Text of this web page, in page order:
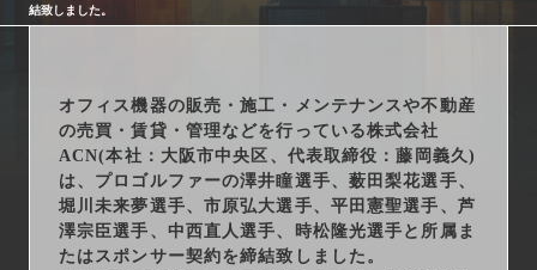
不動産投資ガイド
最新情報 arrow_right_alt
会社情報 arrow_right_alt
結致しました。
オフィス機器の販売・施工・メンテナンスや不動産
の売買・賃貸・管理などを行っている株式会社
ACN(本社：大阪市中央区、代表取締役：藤岡義久)
は、プロゴルファーの澤井瞳選手、薮田梨花選手、
堀川未来夢選手、市原弘大選手、平田憲聖選手、芦
澤宗臣選手、中西直人選手、時松隆光選手と所属ま
たはスポンサー契約を締結致しました。